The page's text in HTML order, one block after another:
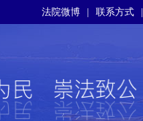
法院微博 联系方式